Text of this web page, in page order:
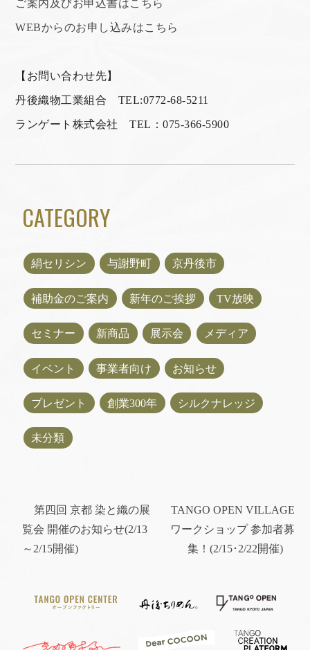
ご案内及びお申込書はこちら
WEBからのお申し込みはこちら
【お問い合わせ先】
丹後織物工業組合 TEL:0772-68-5211
ランゲート株式会社 TEL：075-366-5900
CATEGORY
絹セリシン 与謝野町 京丹後市
補助金のご案内 新年のご挨拶 TV放映
セミナー 新商品 展示会 メディア
イベント 事業者向け お知らせ
プレゼント 創業300年 シルクナレッジ
未分類
第四回 京都 染と織の展
覧会 開催のお知らせ(2/13
～2/15開催)
TANGO OPEN VILLAGE
ワークショップ 参加者募
集！(2/15･2/22開催)